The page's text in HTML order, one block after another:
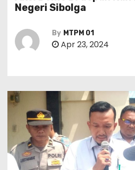
Negeri Sibolga
By MTPM 01
Apr 23, 2024